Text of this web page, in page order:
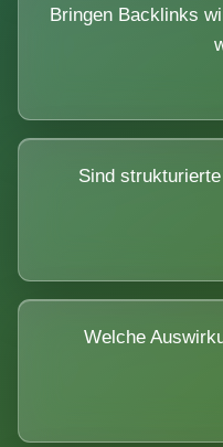
Bringen Backlinks
Sind
Welche